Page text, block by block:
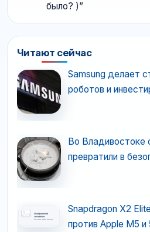
было? )”
Читают сейчас
Samsung делает
роботов и
Во Владивостоке
превратили в
Snapdragon X2
против Apple M5